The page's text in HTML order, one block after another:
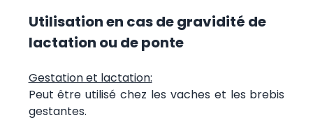
Utilisation en cas de gravidité de
lactation ou de ponte
Gestation et lactation:
Peut être utilisé chez les vaches et les brebis
gestantes.